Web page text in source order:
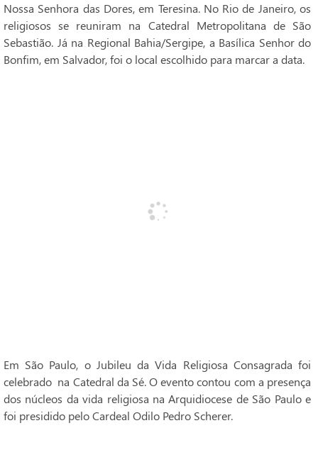
Nossa Senhora das Dores, em Teresina. No Rio de Janeiro, os
religiosos se reuniram na Catedral Metropolitana de São
Sebastião. Já na Regional Bahia/Sergipe, a Basílica Senhor do
Bonfim, em Salvador, foi o local escolhido para marcar a data.
Em São Paulo, o Jubileu da Vida Religiosa Consagrada foi
celebrado na Catedral da Sé. O evento contou com a presença
dos núcleos da vida religiosa na Arquidiocese de São Paulo e
foi presidido pelo Cardeal Odilo Pedro Scherer.